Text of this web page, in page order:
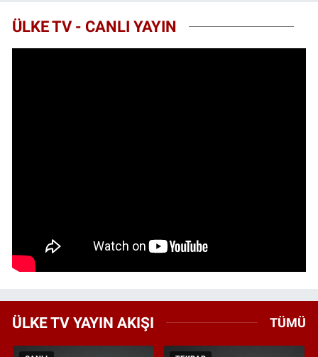
ÜLKE TV - CANLI YAYIN
ÜLKE TV YAYIN AKIŞI TÜMÜ